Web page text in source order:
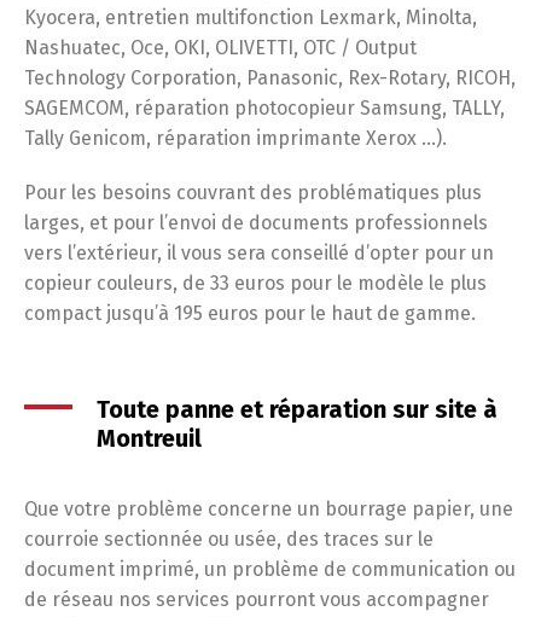
Kyocera, entretien multifonction Lexmark, Minolta,
Nashuatec, Oce, OKI, OLIVETTI, OTC / Output
Technology Corporation, Panasonic, Rex-Rotary, RICOH,
SAGEMCOM, réparation photocopieur Samsung, TALLY,
Tally Genicom, réparation imprimante Xerox …).
Pour les besoins couvrant des problématiques plus
larges, et pour l’envoi de documents professionnels
vers l’extérieur, il vous sera conseillé d’opter pour un
copieur couleurs, de 33 euros pour le modèle le plus
compact jusqu’à 195 euros pour le haut de gamme.
Toute panne et réparation sur site à
Montreuil
Que votre problème concerne un bourrage papier, une
courroie sectionnée ou usée, des traces sur le
document imprimé, un problème de communication ou
de réseau nos services pourront vous accompagner